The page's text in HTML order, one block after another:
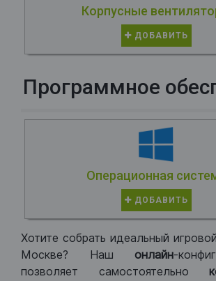
Корпусные
ДОБАВИТЬ
Программное
Операционная
ДОБАВИТЬ
Хотите собрать идеальный игровой
Москве? Нашонлайн-
позволяет самостоятельно